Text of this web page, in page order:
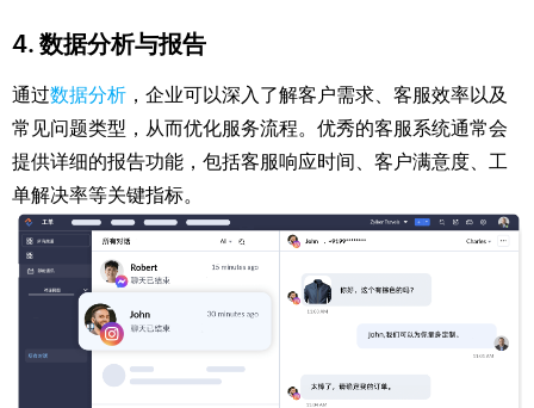
4. 数据分析与报告
通过数据分析 ，企业可以深入了解客户需求、客服效率以及
常见问题类型，从而优化服务流程。优秀的客服系统通常会
提供详细的报告功能，包括客服响应时间、客户满意度、工
单解决率等关键指标。